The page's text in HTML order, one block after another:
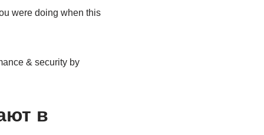
were doing when this
& security by
в